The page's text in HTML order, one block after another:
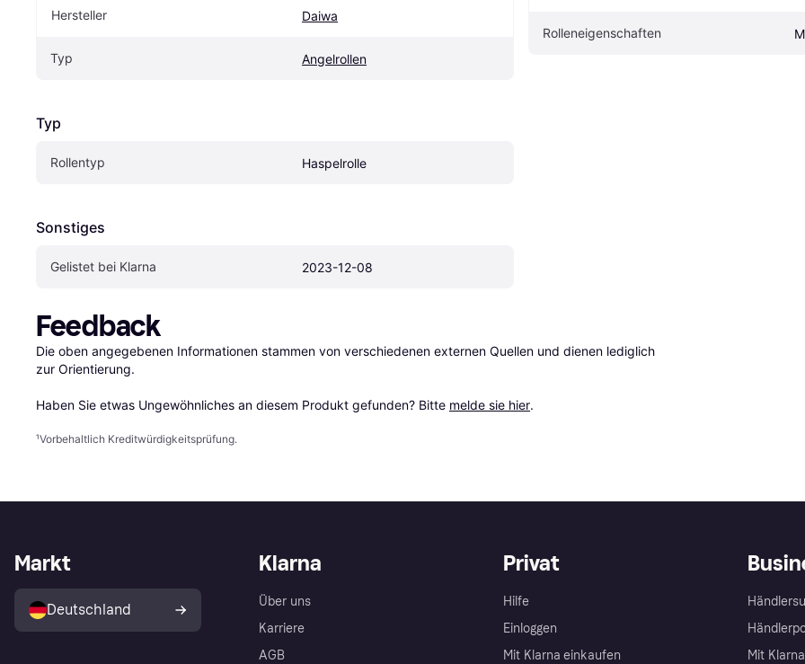
Hersteller Daiwa
Typ Angelrollen
Typ
Rollentyp Haspelrolle
Sonstiges
Gelistet bei Klarna 2023-12-08
Rolleneigenschaften
Feedback
Die oben angegebenen Informationen stammen von verschiedenen externen Quellen und dienen lediglich
zur Orientierung.
Haben Sie etwas Ungewöhnliches an diesem Produkt gefunden? Bitte melde sie hier.
¹Vorbehaltlich Kreditwürdigkeitsprüfung.
Klarna
Über uns
Karriere
AGB
Privat
Hilfe
Einloggen
Mit Klarna einkaufen
Mit
Markt
Deutschland